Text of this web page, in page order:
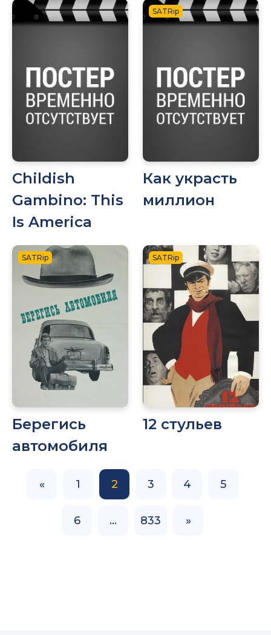
Childish
Gambino: This
Is America
SATRip
Как украсть
миллион
SATRip
Берегись
автомобиля
SATRip
12 стульев
« 1 2 3 4 5
6 … 833 »